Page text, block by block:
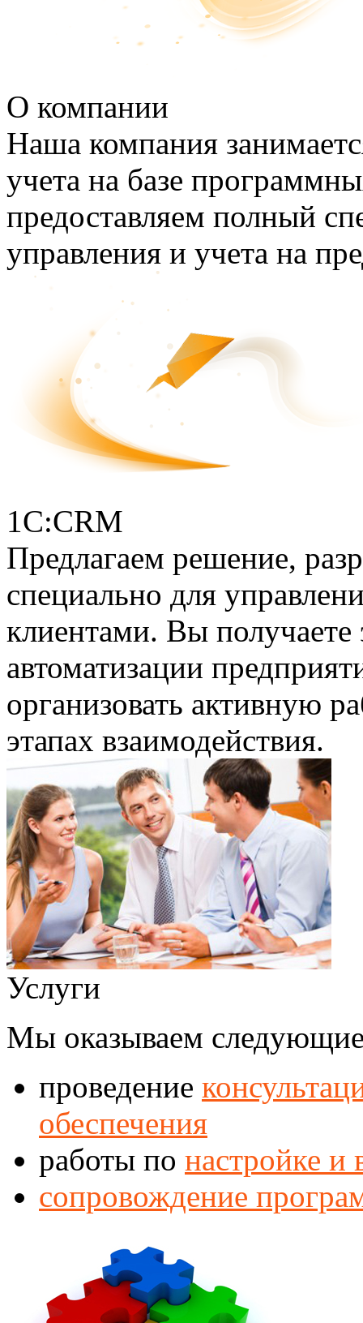
О компании
Наша компания
учета на базе
предоставляем полный
управления и учета на
1С:CRM
Предлагаем решение,
специально для
клиентами. Вы
автоматизации
организовать активную
этапах взаимодействия.
Услуги
Мы оказываем
проведение
обеспечения
работы по настройке и
сопровождение